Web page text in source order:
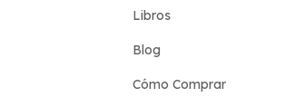
Libros
Blog
Cómo Comprar